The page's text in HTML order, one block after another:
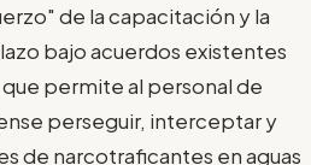
de la capacitación y la
bajo acuerdos existentes
que permite al personal de
perseguir, interceptar y
de narcotraficantes en aguas